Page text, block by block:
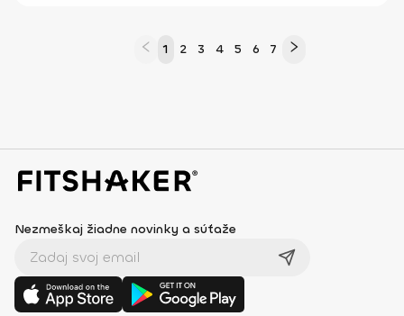
1 2 3 4 5 6 7
Nezmeškaj žiadne novinky a súťaže